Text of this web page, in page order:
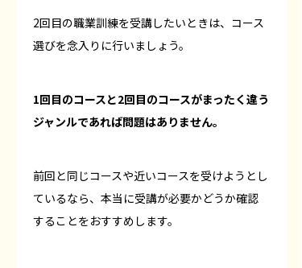
2回目の職業訓練を受講したいときは、コース
選びを念入りに行いましょう。
1回目のコースと2回目のコースがまったく違う
ジャンルであれば問題はありません。
前回と同じコースや近いコースを受けようとし
ているなら、本当に受講が必要かどうか確認
することをおすすめします。